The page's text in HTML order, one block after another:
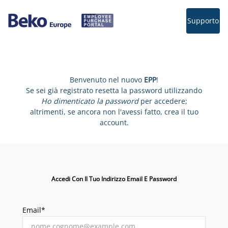
Supporto
Benvenuto nel nuovo EPP!
Se sei già registrato resetta la password utilizzando
Ho dimenticato la passwordper accedere;
altrimenti, se ancora non l'avessi fatto, crea il tuo
account.
Accedi Con Il Tuo Indirizzo Email E Password
Email*